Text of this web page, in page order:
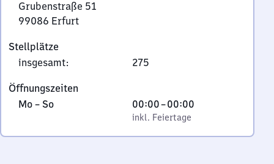
Grubenstraße 51
99086 Erfurt
51,
9
0
8
Erfurt
Stellplätze
insgesamt: 275
Öffnungszeiten
Montag
Sonntag
Mo – So,
00:00–00:00
Von
0
Uhr
inkl. Feiertage